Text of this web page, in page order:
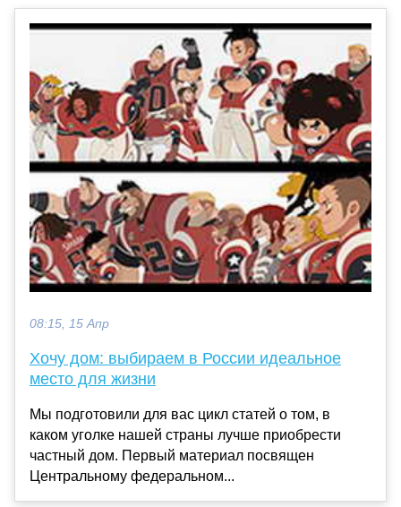
08:15, 15 Апр
Хочу дом: выбираем в России идеальное
место для жизни
Мы подготовили для вас цикл статей о том, в
каком уголке нашей страны лучше приобрести
частный дом. Первый материал посвящен
Центральному федеральном...